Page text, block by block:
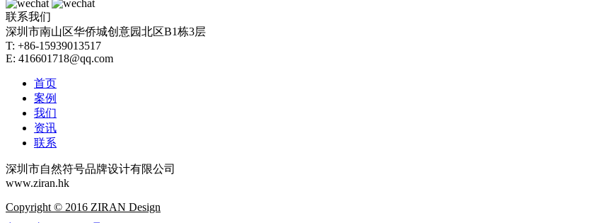
联系我们
深圳市南山区华侨城创意园北区B1栋3层
T: +86-15939013517
E: 416601718@qq.com
首页
案例
我们
资讯
联系
深圳市自然符号品牌设计有限公司
www.ziran.hk
Copyright © 2016 ZIRAN Design